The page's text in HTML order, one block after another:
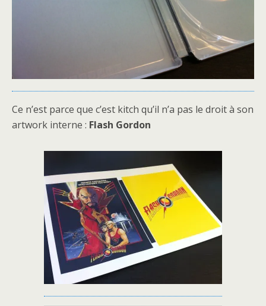
Ce n’est parce que c’est kitch qu’il n’a pas le droit à son
artwork interne : Flash Gordon